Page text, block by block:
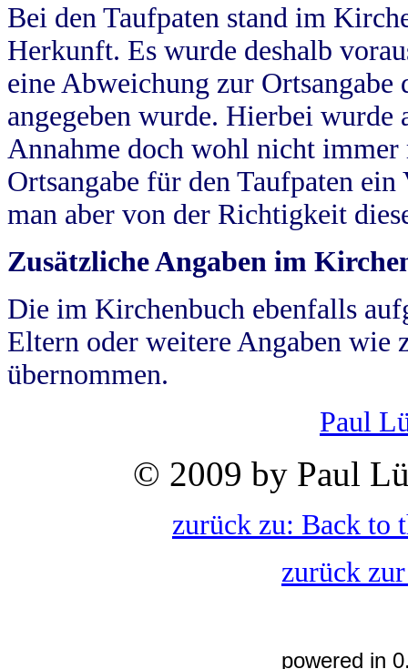
Bei den Taufpaten stand im
Herkunft. Es wurde deshalb
eine Abweichung zur
angegeben wurde. Hierbei wurde
Annahme doch wohl nicht
Ortsangabe für den Taufpaten
man aber von der Richtigkeit
Zusätzliche Angaben im
Die im Kirchenbuch ebenfalls
Eltern oder weitere Angaben wie
übernommen.
Paul
© 2009 by Paul
zurück zu: Back to
zurück
powered in